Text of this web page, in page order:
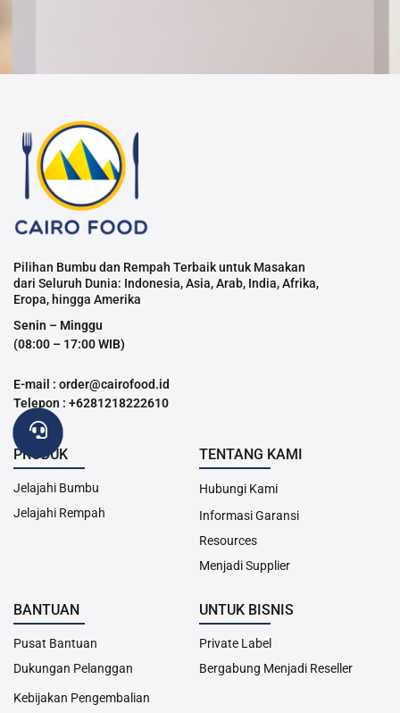
Pilihan Bumbu dan Rempah Terbaik untuk Masakan
dari Seluruh Dunia: Indonesia, Asia, Arab, India, Afrika,
Eropa, hingga Amerika
Senin – Minggu
(08:00 – 17:00 WIB)
E-mail : order@cairofood.id
Telepon : +6281218222610
PRODUK
Jelajahi Bumbu
Jelajahi Rempah
TENTANG KAMI
Hubungi Kami
Informasi Garansi
Resources
Menjadi Supplier
BANTUAN
Pusat Bantuan
Dukungan Pelanggan
Kebijakan Pengembalian
UNTUK BISNIS
Private Label
Bergabung Menjadi Reseller